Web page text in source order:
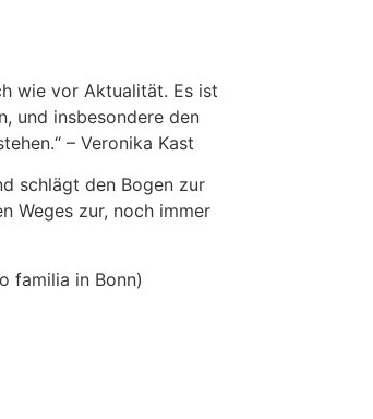
wie vor Aktualität. Es ist
und insbesondere den
– Veronika Kast
schlägt den Bogen zur
Weges zur, noch immer
familia in Bonn)